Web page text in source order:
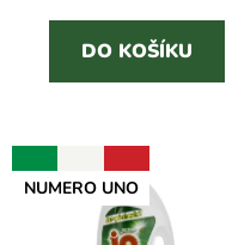
z
5
hvězdiček.
DO KOŠÍKU
NUMERO UNO